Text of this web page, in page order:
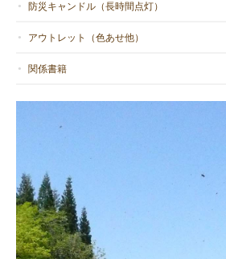
防災キャンドル（長時間点灯）
アウトレット（色あせ他）
関係書籍